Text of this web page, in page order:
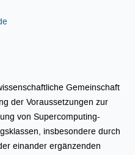
Gemeinschaft
der Voraussetzungen zur
von Supercomputing-
insbesondere durch
einander ergänzenden